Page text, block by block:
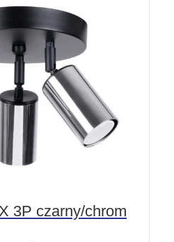
3P czarny/chrom